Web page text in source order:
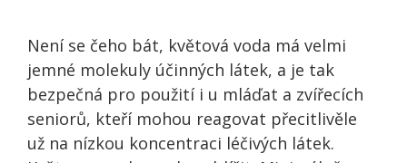
Není se čeho bát, květová voda má velmi
jemné molekuly účinných látek, a je tak
bezpečná pro použití i u mláďat a zvířecích
seniorů, kteří mohou reagovat přecitlivěle
už na nízkou koncentraci léčivých látek.